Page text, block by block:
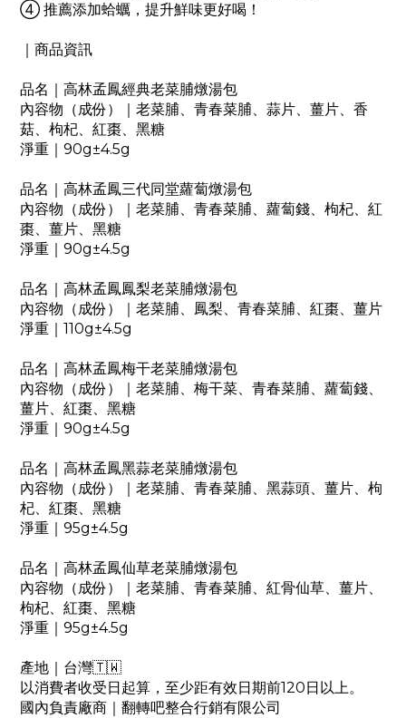
④ 推薦添加蛤蠣，提升鮮味更好喝！
｜商品資訊
品名｜高林孟鳳經典老菜脯燉湯包
內容物（成份）｜老菜脯、青春菜脯、蒜片、薑片、香
菇、枸杞、紅棗、黑糖
淨重｜90g±4.5g
品名｜高林孟鳳三代同堂蘿蔔燉湯包
內容物（成份）｜老菜脯、青春菜脯、蘿蔔錢、枸杞、紅
棗、薑片、黑糖
淨重｜90g±4.5g
品名｜高林孟鳳鳳梨老菜脯燉湯包
內容物（成份）｜老菜脯、鳳梨、青春菜脯、紅棗、薑片
淨重｜110g±4.5g
品名｜高林孟鳳梅干老菜脯燉湯包
內容物（成份）｜老菜脯、梅干菜、青春菜脯、蘿蔔錢、
薑片、紅棗、黑糖
淨重｜90g±4.5g
品名｜高林孟鳳黑蒜老菜脯燉湯包
內容物（成份）｜老菜脯、青春菜脯、黑蒜頭、薑片、枸
杞、紅棗、黑糖
淨重｜95g±4.5g
品名｜高林孟鳳仙草老菜脯燉湯包
內容物（成份）｜老菜脯、青春菜脯、紅骨仙草、薑片、
枸杞、紅棗、黑糖
淨重｜95g±4.5g
產地｜台灣🇹🇼
以消費者收受日起算，至少距有效日期前120日以上。
國內負責廠商｜翻轉吧整合行銷有限公司